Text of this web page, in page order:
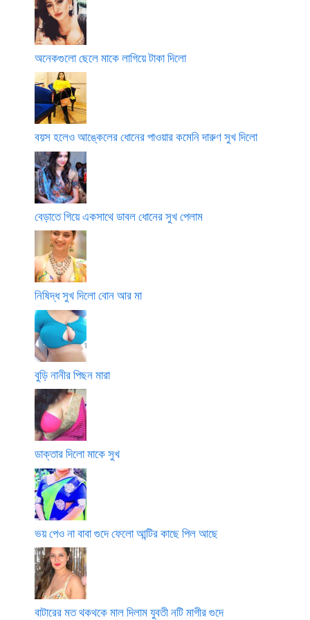
অনেকগুলো ছেলে মাকে লাগিয়ে টাকা দিলো
বয়স হলেও আঙ্কেলের ধোনের পাওয়ার কমেনি দারুণ সুখ দিলো
বেড়াতে গিয়ে একসাথে ডাবল ধোনের সুখ পেলাম
নিষিদ্ধ সুখ দিলো বোন আর মা
বুড়ি নানীর পিছন মারা
ডাক্তার দিলো মাকে সুখ
ভয় পেও না বাবা গুদে ফেলো আন্টির কাছে পিল আছে
বাটারের মত থকথকে মাল দিলাম যুবতী নটি মাগীর গুদে